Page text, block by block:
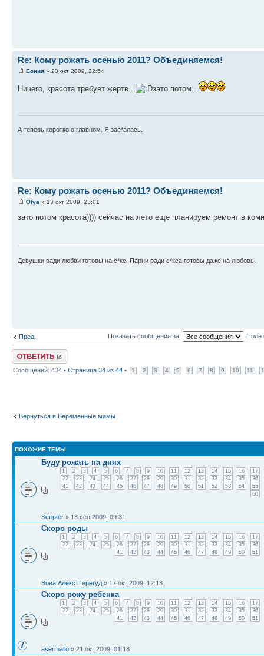
Re: Кому рожать осенью 2011? Объединяемся!
Еония » 23 окт 2009, 22:54
Ничего, красота требует жертв... зато потом...
А теперь коротко о главном. Я зае*алась.
Re: Кому рожать осенью 2011? Объединяемся!
Оlya » 23 окт 2009, 23:01
зато потом красота)))) сейчас на лето еще планируем ремонт в
Девушки ради любви готовы на с*кс. Парни ради с*кса готовы даже на любовь.
Пред. Показать сообщения за: Поле
Ответить
Сообщений: 434 • Страница 34 из 44 • 1 2 3 4 5 6 7 8 9 10 11
Вернуться в Беременные мамы
ПОХОЖИЕ ТЕМЫ
Буду рожать на днях
1 2 3 4 5 6 7 8 9 10 11 12 13 14 15 16
17
22
23 24 25 26 27 28 29 30 31 32 33 34 35
36
41
42 43 44 45 46 47 48 49 50 51 52 53 54
55
60
Scripter » 13 сен 2009, 09:31
Скоро роды
1 2 3 4 5 6 7 8 9 10 11 12 13 14 15 16
17
22
23 24 25 26 27 28 29 30 31 32 33 34 35
36
41
42 43 44 45 46 47 48 49 50 51
Вова Алекс Перегуд » 17 окт 2009, 12:13
Скоро рожу ребенка
1 2 3 4 5 6 7 8 9 10 11 12 13 14 15 16
17
22
23 24 25 26 27 28 29 30 31 32 33 34 35
36
41
42 43 44 45 46 47 48 49 50 51
asermallo » 21 окт 2009, 01:18